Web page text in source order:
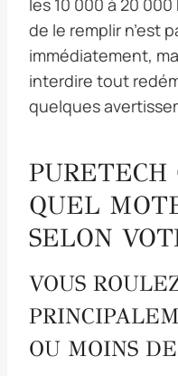
de le remplir n’est
immédiatement,
interdire tout
quelques
QUEL
SELON
VOUS
OU MOINS